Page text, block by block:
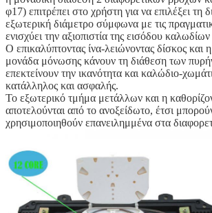
φ17) επιτρέπει στο χρήστη για να επιλέξει τη
εξωτερική διάμετρο σύμφωνα με τις
ενισχύει την αξιοπιστία της εισόδου
Ο επικαλύπτοντας ίνα-λειώνοντας δίσκος και
μονάδα μόνωσης κάνουν τη διάθεση των
επεκτείνουν την ικανότητα και καλώδιο-
κατάλληλος και ασφαλής.
Το εξωτερικό τμήμα μετάλλων και η
αποτελούνται από το ανοξείδωτο, έτσι
χρησιμοποιηθούν επανειλημμένα στα